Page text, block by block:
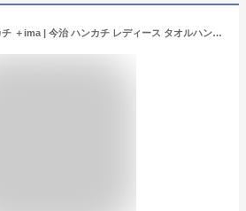
今治うまれのハンカチ ＋ima | 今治 ハンカチ レディース タオルハンカチ プレゼント 女性 プチギフト おしゃれ ギフト かわいい ミニタオル 今治タオル お礼 ミニハンカチ 子供 ミニ お祝い 母の日 ハンドタオル 小物 実用的 ハンカチタオル